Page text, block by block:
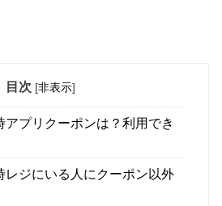
目次 [非表示]
アプリクーポンは？利用でき
レジにいる人にクーポン以外